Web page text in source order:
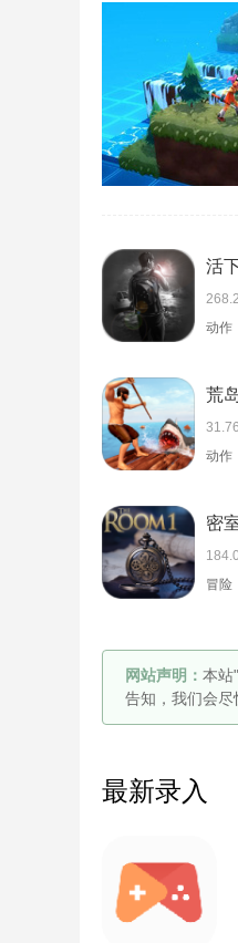
活
动作
荒
动作
密
冒险
网站声明： 本站
告知，我们会尽
最新录入